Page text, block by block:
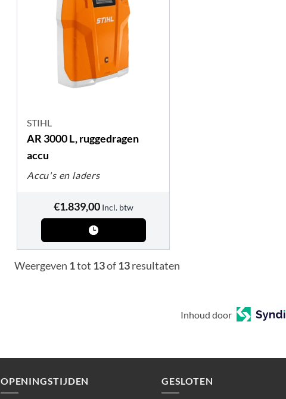
STIHL
AR 3000 L, ruggedragen
accu
Accu's en laders
€1.839,00 Incl. btw
Weergeven 1tot 13of13resultaten
Inhoud door
OPENINGSTIJDEN GESLOTEN